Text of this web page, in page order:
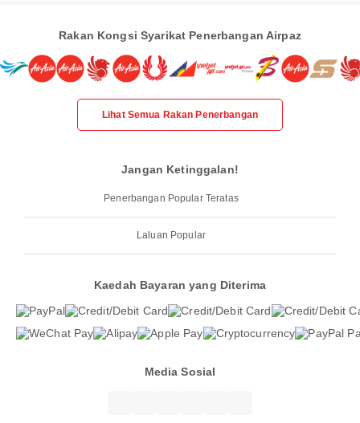
Rakan Kongsi Syarikat Penerbangan Airpaz
Lihat Semua Rakan Penerbangan
Jangan Ketinggalan!
Penerbangan Popular Teratas
Laluan Popular
Kaedah Bayaran yang Diterima
Media Sosial